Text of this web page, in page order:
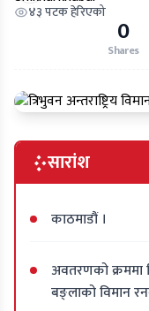
४३ पटक हेरिएको
0
Shares
सारांश
काठमाडौं ।
अवतरणको क्रममा
बङ्लाको विमान